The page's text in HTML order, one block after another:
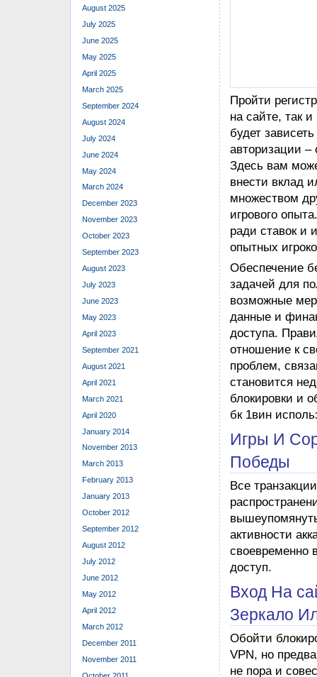
активности
своевременно
доступ.
Вход На
Зеркало
Обойти
VPN, но
не пора и
посетитель
при
сбросу пароля.
August 2025
July 2025
June 2025
May 2025
April 2025
March 2025
September 2024
August 2024
July 2024
June 2024
May 2024
March 2024
December 2023
November 2023
October 2023
September 2023
August 2023
July 2023
June 2023
May 2023
April 2023
September 2021
August 2021
April 2021
March 2021
April 2020
January 2014
November 2013
March 2013
February 2013
January 2013
October 2012
September 2012
August 2012
July 2012
June 2012
May 2012
April 2012
March 2012
December 2011
November 2011
October 2011